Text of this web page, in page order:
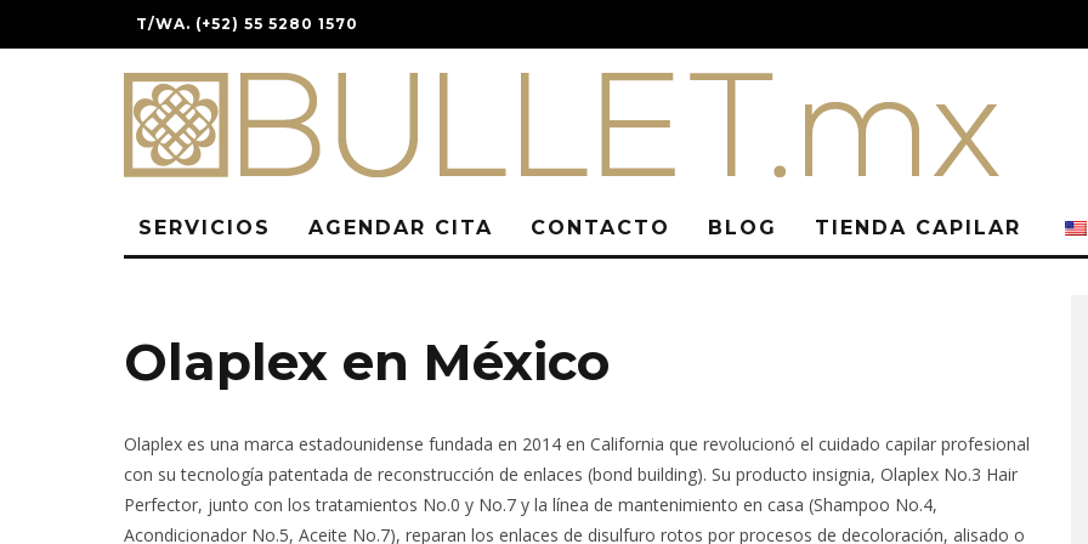
T/WA. (+52) 55 5280 1570
SERVICIOS AGENDAR CITA CONTACTO BLOG TIENDA CAPILAR
Olaplex en México
Olaplex es una marca estadounidense fundada en 2014 en California que revolucionó el cuidado capilar profesional
con su tecnología patentada de reconstrucción de enlaces (bond building). Su producto insignia, Olaplex No.3 Hair
Perfector, junto con los tratamientos No.0 y No.7 y la línea de mantenimiento en casa (Shampoo No.4,
Acondicionador No.5, Aceite No.7), reparan los enlaces de disulfuro rotos por procesos de decoloración, alisado o